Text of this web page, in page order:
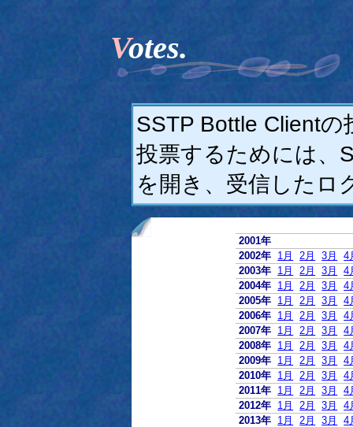
Votes.
SSTP Bottle Client
投票するためには、
を開き、受信したロ
2001年
2002年 1月 2月 3月
4
2003年 1月 2月 3月
4
2004年 1月 2月 3月
4
2005年 1月 2月 3月
4
2006年 1月 2月 3月
4
2007年 1月 2月 3月
4
2008年 1月 2月 3月
4
2009年 1月 2月 3月
4
2010年 1月 2月 3月
4
2011年 1月 2月 3月
4
2012年 1月 2月 3月
4
2013年 1月 2月 3月
4